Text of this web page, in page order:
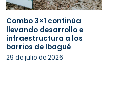
Combo 3×1 continúa
llevando desarrollo e
infraestructura a los
barrios de Ibagué
29 de julio de 2026